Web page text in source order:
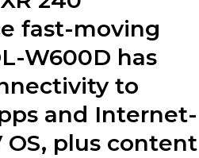
fast-moving
W600D has
to
and Internet-
plus content